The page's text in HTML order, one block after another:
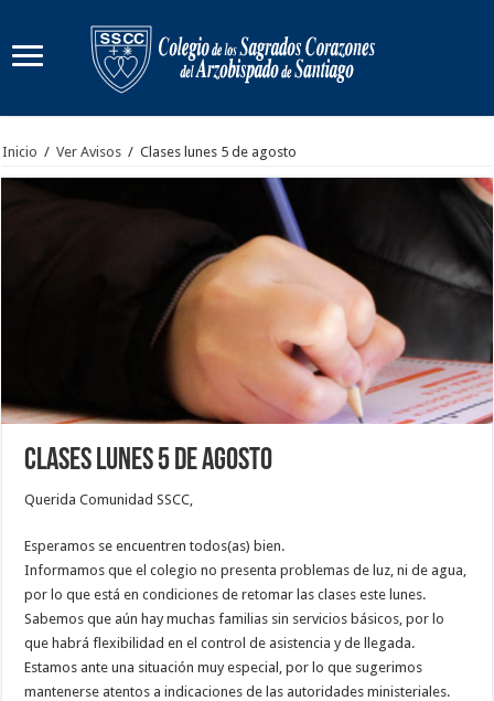
Inicio / Ver Avisos / Clases lunes 5 de agosto
Clases lunes 5 de agosto
Querida Comunidad SSCC,
Esperamos se encuentren todos(as) bien.
Informamos que el colegio no presenta problemas de luz, ni de agua,
por lo que está en condiciones de retomar las clases este lunes.
Sabemos que aún hay muchas familias sin servicios básicos, por lo
que habrá flexibilidad en el control de asistencia y de llegada.
Estamos ante una situación muy especial, por lo que sugerimos
mantenerse atentos a indicaciones de las autoridades ministeriales.